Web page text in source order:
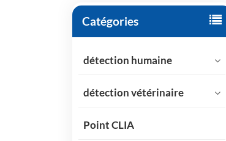
Catégories
détection humaine
détection vétérinaire
Point CLIA